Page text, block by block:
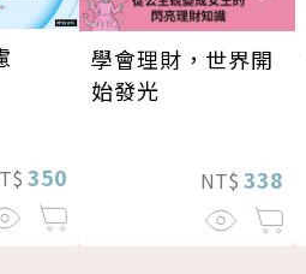
350
學會理財，世界開
始發光
NT$ 338